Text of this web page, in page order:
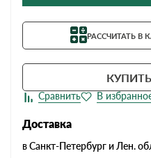
РАССЧИТАТЬ В
Доставка
в Санкт-Петербург и Лен.